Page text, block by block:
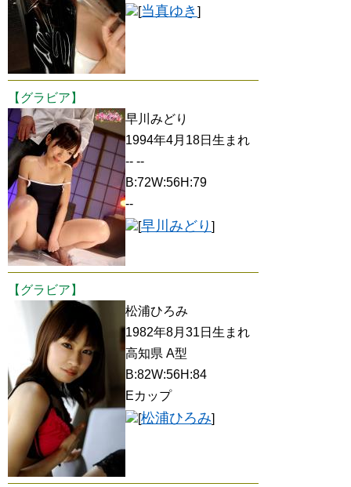
[当真ゆき ]
【グラビア】
早川みどり
1994年4月18日生まれ
-- --
B:72W:56H:79
--
[早川みどり ]
【グラビア】
松浦ひろみ
1982年8月31日生まれ
高知県 A型
B:82W:56H:84
Eカップ
[松浦ひろみ]